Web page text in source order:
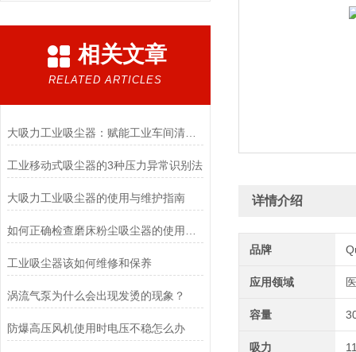
相关文章
RELATED ARTICLES
大吸力工业吸尘器：赋能工业车间清洁提质增效
工业移动式吸尘器的3种压力异常识别法
大吸力工业吸尘器的使用与维护指南
工业吸尘器该如何维修和保养
涡流气泵为什么会出现发烫的现象？
防爆高压风机使用时电压不稳怎么办
详情介绍
品牌
应用领域
容量
吸力